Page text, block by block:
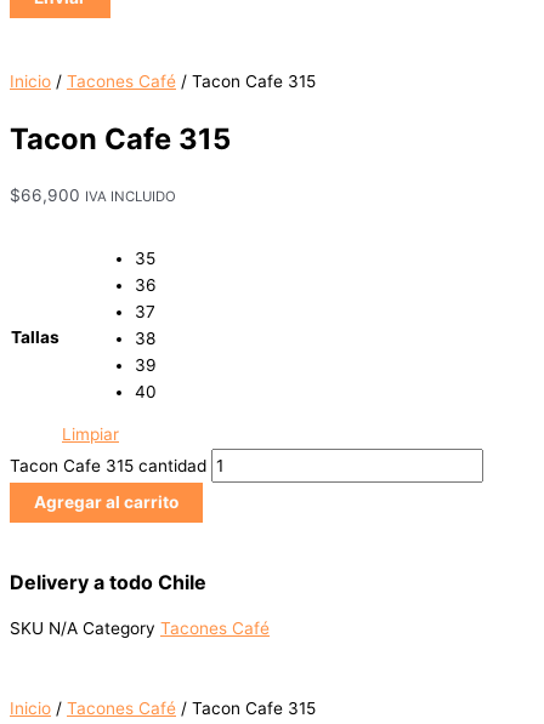
Inicio / Tacones Café / Tacon Cafe 315
Tacon Cafe 315
$66,900 IVA INCLUIDO
Tallas
35
36
37
38
39
40
Limpiar
Tacon Cafe 315 cantidad
Agregar al carrito
Delivery a todo Chile
SKU N/A Category Tacones Café
Inicio / Tacones Café / Tacon Cafe 315